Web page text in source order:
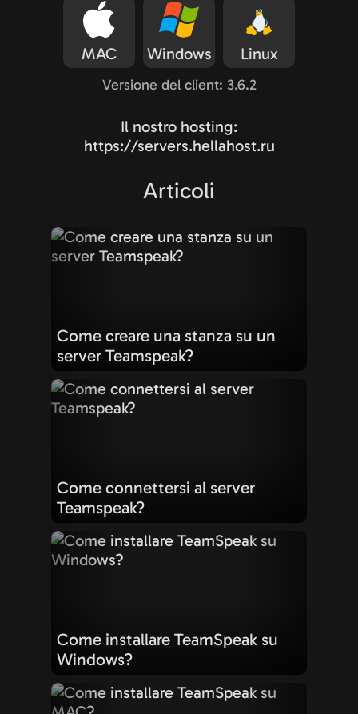
MAC Windows Linux
Versione del client: 3.6.2
Il nostro hosting:
https://servers.hellahost.ru
Articoli
Come creare una stanza su un
server Teamspeak?
Come connettersi al server
Teamspeak?
Come installare TeamSpeak su
Windows?